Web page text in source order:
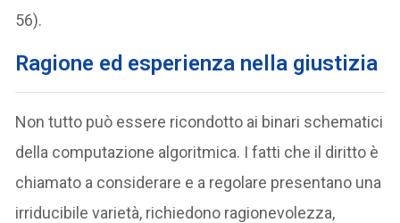
56).
Ragione ed esperienza nella giustizia
Non tutto può essere ricondotto ai binari schematici
della computazione algoritmica. I fatti che il diritto è
chiamato a considerare e a regolare presentano una
irriducibile varietà, richiedono ragionevolezza,